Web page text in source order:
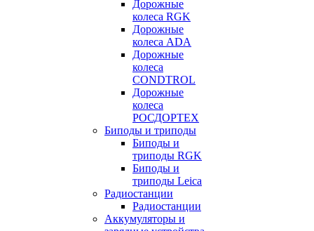
Дорожные
колеса RGK
Дорожные
колеса ADA
Дорожные
колеса
CONDTROL
Дорожные
колеса
РОСДОРТЕХ
Биподы и триподы
Биподы и
триподы RGK
Биподы и
триподы Leica
Радиостанции
Радиостанции
Аккумуляторы и